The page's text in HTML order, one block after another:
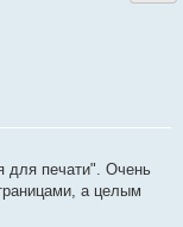
для печати". Очень
а целым